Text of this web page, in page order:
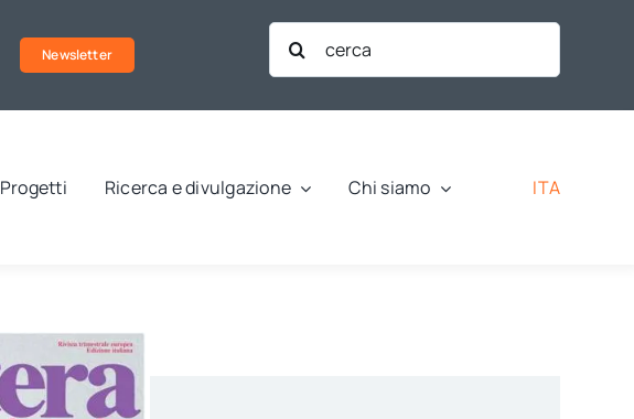
Newsletter
Cerca
per:
Progetti Ricerca e divulgazione Chi siamo ITA